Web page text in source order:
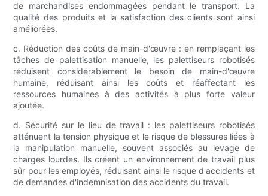
de marchandises endommagées pendant le transport. La
qualité des produits et la satisfaction des clients sont ainsi
améliorées.
c. Réduction des coûts de main-d'œuvre : en remplaçant les
tâches de palettisation manuelle, les palettiseurs robotisés
réduisent considérablement le besoin de main-d'œuvre
humaine, réduisant ainsi les coûts et réaffectant les
ressources humaines à des activités à plus forte valeur
ajoutée.
d. Sécurité sur le lieu de travail : les palettiseurs robotisés
atténuent la tension physique et le risque de blessures liées à
la manipulation manuelle, souvent associés au levage de
charges lourdes. Ils créent un environnement de travail plus
sûr pour les employés, réduisant ainsi le risque d'accidents et
de demandes d'indemnisation des accidents du travail.